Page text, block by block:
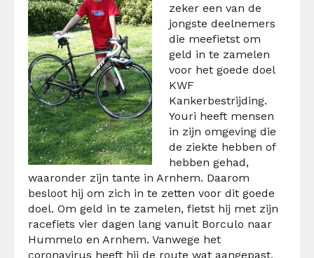
zeker een van de
jongste deelnemers
die meefietst om
geld in te zamelen
voor het goede doel
KWF
Kankerbestrijding.
Youri heeft mensen
in zijn omgeving die
de ziekte hebben of
hebben gehad,
waaronder zijn tante in Arnhem. Daarom
besloot hij om zich in te zetten voor dit goede
doel. Om geld in te zamelen, fietst hij met zijn
racefiets vier dagen lang vanuit Borculo naar
Hummelo en Arnhem. Vanwege het
coronavirus heeft hij de route wat aangepast.